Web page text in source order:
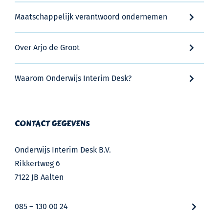
Maatschappelijk verantwoord ondernemen
Over Arjo de Groot
Waarom Onderwijs Interim Desk?
CONTACT GEGEVENS
Onderwijs Interim Desk B.V.
Rikkertweg 6
7122 JB Aalten
085 – 130 00 24